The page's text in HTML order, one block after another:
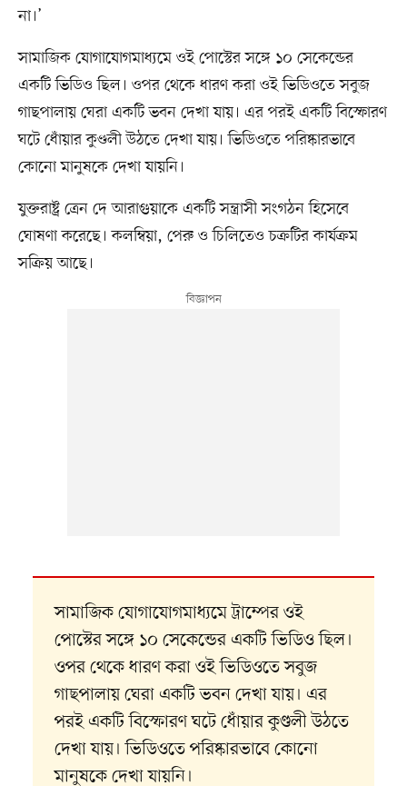
না।’
সামাজিক যোগাযোগমাধ্যমে ওই পোস্টের সঙ্গে ১০ সেকেন্ডের
একটি ভিডিও ছিল। ওপর থেকে ধারণ করা ওই ভিডিওতে সবুজ
গাছপালায় ঘেরা একটি ভবন দেখা যায়। এর পরই একটি বিস্ফোরণ
ঘটে ধোঁয়ার কুণ্ডলী উঠতে দেখা যায়। ভিডিওতে পরিষ্কারভাবে
কোনো মানুষকে দেখা যায়নি।
যুক্তরাষ্ট্র ত্রেন দে আরাগুয়াকে একটি সন্ত্রাসী সংগঠন হিসেবে
ঘোষণা করেছে। কলম্বিয়া, পেরু ও চিলিতেও চক্রটির কার্যক্রম
সক্রিয় আছে।
সামাজিক যোগাযোগমাধ্যমে ট্রাম্পের ওই
পোস্টের সঙ্গে ১০ সেকেন্ডের একটি ভিডিও ছিল।
ওপর থেকে ধারণ করা ওই ভিডিওতে সবুজ
গাছপালায় ঘেরা একটি ভবন দেখা যায়। এর
পরই একটি বিস্ফোরণ ঘটে ধোঁয়ার কুণ্ডলী উঠতে
দেখা যায়। ভিডিওতে পরিষ্কারভাবে কোনো
মানুষকে দেখা যায়নি।